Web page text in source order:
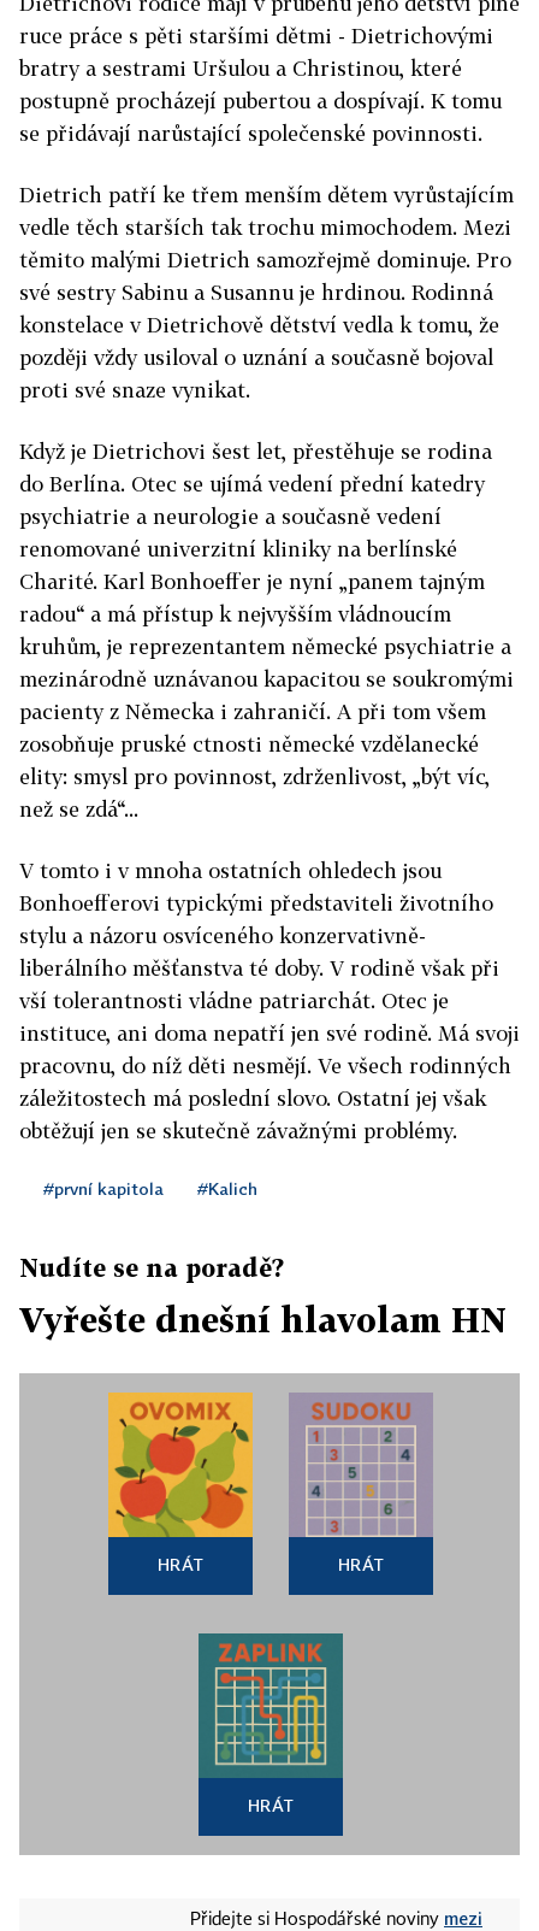
ruce práce s pěti staršími dětmi - Dietrichovými
bratry a sestrami Uršulou a Christinou, které
postupně procházejí pubertou a dospívají. K tomu
se přidávají narůstající společenské povinnosti.
Dietrich patří ke třem menším dětem vyrůstajícím
vedle těch starších tak trochu mimochodem. Mezi
těmito malými Dietrich samozřejmě dominuje. Pro
své sestry Sabinu a Susannu je hrdinou. Rodinná
konstelace v Dietrichově dětství vedla k tomu, že
později vždy usiloval o uznání a současně bojoval
proti své snaze vynikat.
Když je Dietrichovi šest let, přestěhuje se rodina
do Berlína. Otec se ujímá vedení přední katedry
psychiatrie a neurologie a současně vedení
renomované univerzitní kliniky na berlínské
Charité. Karl Bonhoeffer je nyní „panem tajným
radou“ a má přístup k nejvyšším vládnoucím
kruhům, je reprezentantem německé psychiatrie a
mezinárodně uznávanou kapacitou se soukromými
pacienty z Německa i zahraničí. A při tom všem
zosobňuje pruské ctnosti německé vzdělanecké
elity: smysl pro povinnost, zdrženlivost, „být víc,
než se zdá“...
V tomto i v mnoha ostatních ohledech jsou
Bonhoefferovi typickými představiteli životního
stylu a názoru osvíceného konzervativně-
liberálního měšťanstva té doby. V rodině však při
vší tolerantnosti vládne patriarchát. Otec je
instituce, ani doma nepatří jen své rodině. Má svoji
pracovnu, do níž děti nesmějí. Ve všech rodinných
záležitostech má poslední slovo. Ostatní jej však
obtěžují jen se skutečně závažnými problémy.
#první kapitola #Kalich
Nudíte se na poradě?
Vyřešte dnešní hlavolam HN
HRÁT HRÁT
HRÁT
Přidejte si Hospodářské noviny mezi